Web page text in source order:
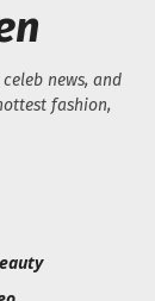
news, and
fashion,